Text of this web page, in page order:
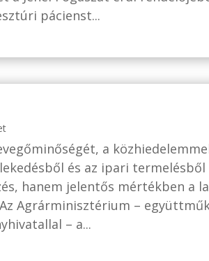
pácienst...
a
és az ipari termelésből
hanem jelentős mértékben a
Agrárminisztérium –
– a...